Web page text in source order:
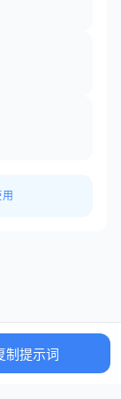
制提示词